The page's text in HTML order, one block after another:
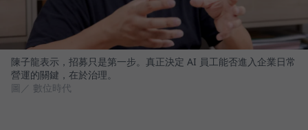
陳子龍表示，招募只是第一步。真正決定 AI 員工能否進入企業日常
營運的關鍵，在於治理。
圖／ 數位時代